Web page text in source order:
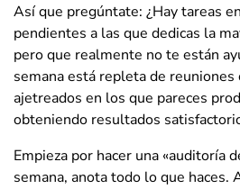
Así que pregúntate: ¿Hay tareas
pendientes a las que dedicas la
pero que realmente no te están
semana está repleta de reuniones
ajetreados en los que pareces
obteniendo resultados
Empieza por hacer una «auditoría
semana, anota todo lo que haces.